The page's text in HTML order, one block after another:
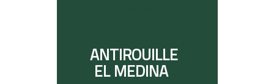
ANTIROUILLE
EL MEDINA